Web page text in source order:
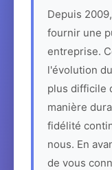
Depuis
fournir une
entreprise.
l'évolution
plus difficile
manière
fidélité
nous. En
de vous